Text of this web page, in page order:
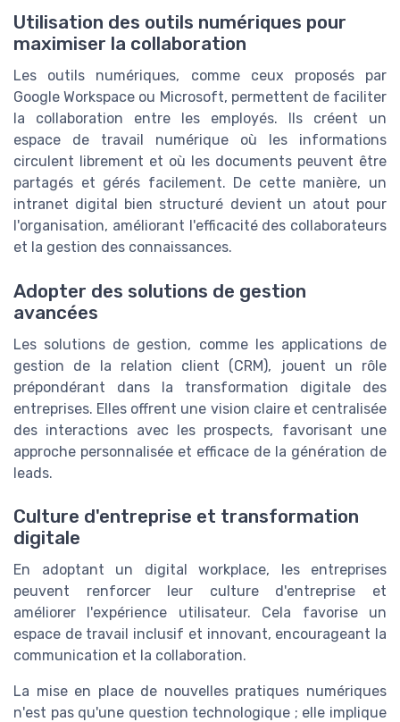
Utilisation des outils numériques pour
maximiser la collaboration
Les outils numériques, comme ceux proposés par
Google Workspace ou Microsoft, permettent de faciliter
la collaboration entre les employés. Ils créent un
espace de travail numérique où les informations
circulent librement et où les documents peuvent être
partagés et gérés facilement. De cette manière, un
intranet digital bien structuré devient un atout pour
l'organisation, améliorant l'efficacité des collaborateurs
et la gestion des connaissances.
Adopter des solutions de gestion
avancées
Les solutions de gestion, comme les applications de
gestion de la relation client (CRM), jouent un rôle
prépondérant dans la transformation digitale des
entreprises. Elles offrent une vision claire et centralisée
des interactions avec les prospects, favorisant une
approche personnalisée et efficace de la génération de
leads.
Culture d'entreprise et transformation
digitale
En adoptant un digital workplace, les entreprises
peuvent renforcer leur culture d'entreprise et
améliorer l'expérience utilisateur. Cela favorise un
espace de travail inclusif et innovant, encourageant la
communication et la collaboration.
La mise en place de nouvelles pratiques numériques
n'est pas qu'une question technologique ; elle implique